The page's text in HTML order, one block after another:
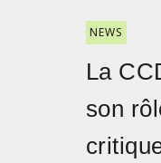
NEWS
La
son